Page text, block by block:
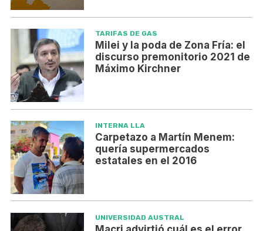
TARIFAS DE GAS
Milei y la poda de Zona Fría: el
discurso premonitorio 2021 de
Máximo Kirchner
INTERNA LLA
Carpetazo a Martín Menem:
quería supermercados
estatales en el 2016
UNIVERSIDAD AUSTRAL